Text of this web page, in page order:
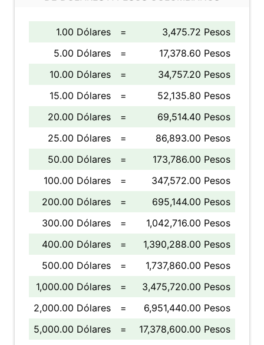
1.00 Dólares =
3,475.72 Pesos
5.00 Dólares
=
17,378.60 Pesos
10.00 Dólares
=
34,757.20 Pesos
15.00 Dólares
=
52,135.80 Pesos
20.00 Dólares
=
69,514.40 Pesos
25.00 Dólares
=
86,893.00 Pesos
50.00 Dólares
=
173,786.00 Pesos
100.00 Dólares
=
347,572.00 Pesos
200.00 Dólares
=
695,144.00 Pesos
300.00 Dólares
=
1,042,716.00 Pesos
400.00 Dólares
=
1,390,288.00 Pesos
500.00 Dólares
=
1,737,860.00 Pesos
1,000.00 Dólares
=
3,475,720.00 Pesos
2,000.00 Dólares
=
6,951,440.00 Pesos
5,000.00 Dólares
= 17,378,600.00 Pesos